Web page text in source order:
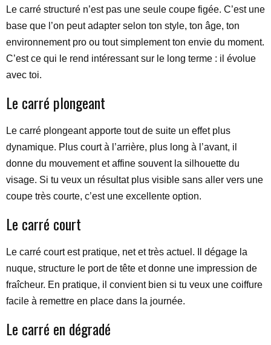
Le carré structuré n’est pas une seule coupe figée. C’est une
base que l’on peut adapter selon ton style, ton âge, ton
environnement pro ou tout simplement ton envie du moment.
C’est ce qui le rend intéressant sur le long terme : il évolue
avec toi.
Le carré plongeant
Le carré plongeant apporte tout de suite un effet plus
dynamique. Plus court à l’arrière, plus long à l’avant, il
donne du mouvement et affine souvent la silhouette du
visage. Si tu veux un résultat plus visible sans aller vers une
coupe très courte, c’est une excellente option.
Le carré court
Le carré court est pratique, net et très actuel. Il dégage la
nuque, structure le port de tête et donne une impression de
fraîcheur. En pratique, il convient bien si tu veux une coiffure
facile à remettre en place dans la journée.
Le carré en dégradé